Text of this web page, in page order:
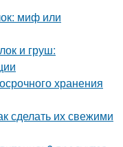
миф или
и груш:
хранения
сделать их свежими